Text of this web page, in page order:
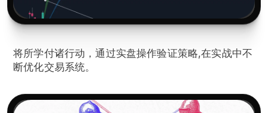
4️⃣ 系统化实践
将所学付诸行动，通过实盘操作验证策略,在实战中不
断优化交易系统。